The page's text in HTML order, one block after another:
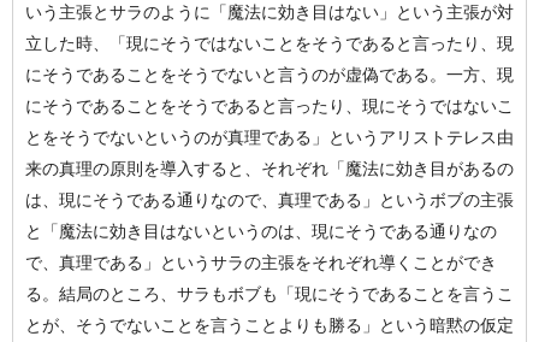
いう主張とサラのように「魔法に効き目はない」という主張が対
立した時、「現にそうではないことをそうであると言ったり、現
にそうであることをそうでないと言うのが虚偽である。一方、現
にそうであることをそうであると言ったり、現にそうではないこ
とをそうでないというのが真理である」というアリストテレス由
来の真理の原則を導入すると、それぞれ「魔法に効き目があるの
は、現にそうである通りなので、真理である」というボブの主張
と「魔法に効き目はないというのは、現にそうである通りなの
で、真理である」というサラの主張をそれぞれ導くことができ
る。結局のところ、サラもボブも「現にそうであることを言うこ
とが、そうでないことを言うことよりも勝る」という暗黙の仮定